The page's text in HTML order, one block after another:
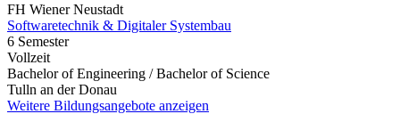
FH Wiener Neustadt
Softwaretechnik & Digitaler Systembau
6 Semester
Vollzeit
Bachelor of Engineering / Bachelor of Science
Tulln an der Donau
Weitere Bildungsangebote anzeigen